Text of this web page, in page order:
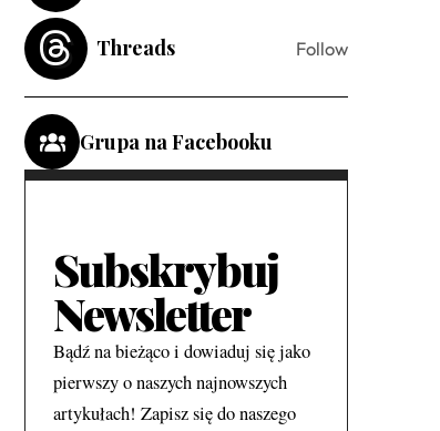
Threads Follow
Grupa na Facebooku
Subskrybuj
Newsletter
Bądź na bieżąco i dowiaduj się jako
pierwszy o naszych najnowszych
artykułach! Zapisz się do naszego